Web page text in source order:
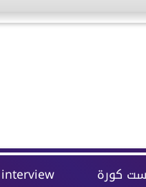
كورة interview